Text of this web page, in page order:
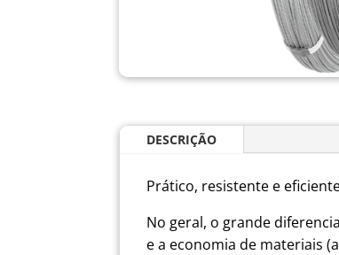
DESCRIÇÃO
Prático, resistente e
No geral, o grande
e a economia de materiais